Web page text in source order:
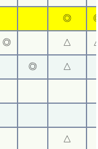
◎
◎ △
◎ △
△